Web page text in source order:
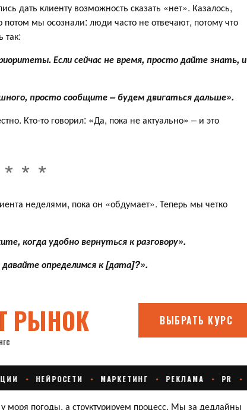
дать клиенту возможность сказать «нет». Казалось,
мы осознали: люди часто не отвечают, потому что
так:
Если сейчас не время, просто дайте знать, и
просто сообщите – будем двигаться дальше».
Кто-то говорил: «Да, пока не актуально» – и это
неделями, пока он «обдумает». Теперь мы четко
когда удобно вернуться к разговору».
определимся к [дата]?».
погоды, а структурируем процесс. Мы за дедлайны